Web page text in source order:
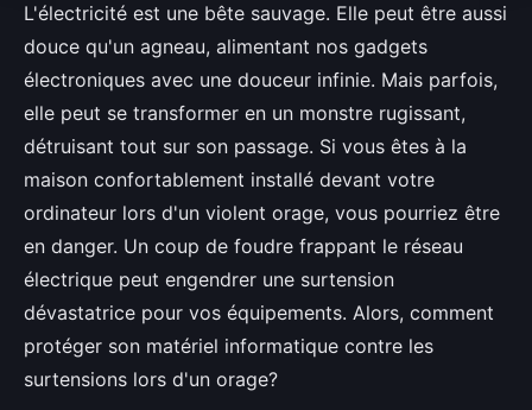
L'électricité est une bête sauvage. Elle peut être aussi
douce qu'un agneau, alimentant nos gadgets
électroniques avec une douceur infinie. Mais parfois,
elle peut se transformer en un monstre rugissant,
détruisant tout sur son passage. Si vous êtes à la
maison confortablement installé devant votre
ordinateur lors d'un violent orage, vous pourriez être
en danger. Un coup de foudre frappant le réseau
électrique peut engendrer une surtension
dévastatrice pour vos équipements. Alors, comment
protéger son matériel informatique contre les
surtensions lors d'un orage?